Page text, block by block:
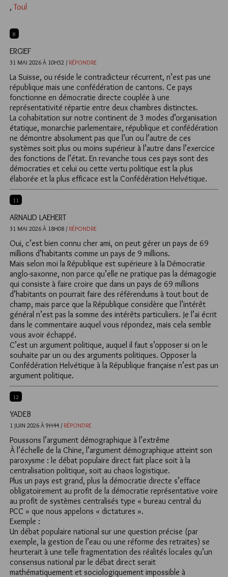
,Toul
8
ERGIEF
31 MAI 2026 À 10H52 / RÉPONDRE
La Suisse, ou réside le contradicteur récurrent, n’est pas une
république mais une confédération de cantons. Ce pays
fonctionne en démocratie directe couplée à une
représentativité répartie entre deux chambres distinctes.
La cohabitation sur notre continent de 3 modes d’organisation
étatique, monarchie parlementaire, république et confédération
ne démontre absolument pas que l’un ou l’autre de ces
systèmes soit plus ou moins supérieur à l’autre dans l’exercice
des fonctions de l’état. En revanche tous ces pays sont des
démocraties et celui ou cette vertu politique est la plus
élaborée et la plus efficace est la Confédération Helvétique.
11
ARNAUD LAEHERT
31 MAI 2026 À 18H08 / RÉPONDRE
Oui, c’est bien connu cher ami, on peut gérer un pays de 69
millions d’habitants comme un pays de 9 millions.
Mais selon moi la République est supérieure à la Démocratie
anglo-saxonne, non parce qu’elle ne pratique pas la démagogie
qui consiste à faire croire que dans un pays de 69 millions
d’habitants on pourrait faire des référendums à tout bout de
champ, mais parce que la République considère que l’intérêt
général n’est pas la somme des intérêts particuliers. Je l’ai écrit
dans le commentaire auquel vous répondez, mais cela semble
vous avoir échappé.
C’est un argument politique, auquel il faut s’opposer si on le
souhaite par un ou des arguments politiques. Opposer la
Confédération Helvétique à la République française n’est pas un
argument politique.
12
YADEB
1 JUIN 2026 À 9H44 / RÉPONDRE
Poussons l’argument démographique à l’extrême
À l’échelle de la Chine, l’argument démographique atteint son
paroxysme : le débat populaire direct fait place soit à la
centralisation politique, soit au chaos logistique.
Plus un pays est grand, plus la démocratie directe s’efface
obligatoirement au profit de la démocratie représentative voire
au profit de systèmes centralisés type « bureau central du
PCC » que nous appelons « dictatures ».
Exemple :
Un débat populaire national sur une question précise (par
exemple, la gestion de l’eau ou une réforme des retraites) se
heurterait à une telle fragmentation des réalités locales qu’un
consensus national par le débat direct serait
mathématiquement et sociologiquement impossible à